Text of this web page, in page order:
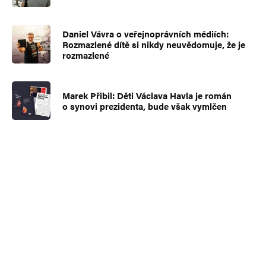
Daniel Vávra o veřejnoprávních médiích:
Rozmazlené dítě si nikdy neuvědomuje, že je
rozmazlené
Marek Přibil: Děti Václava Havla je román
o synovi prezidenta, bude však vymlčen